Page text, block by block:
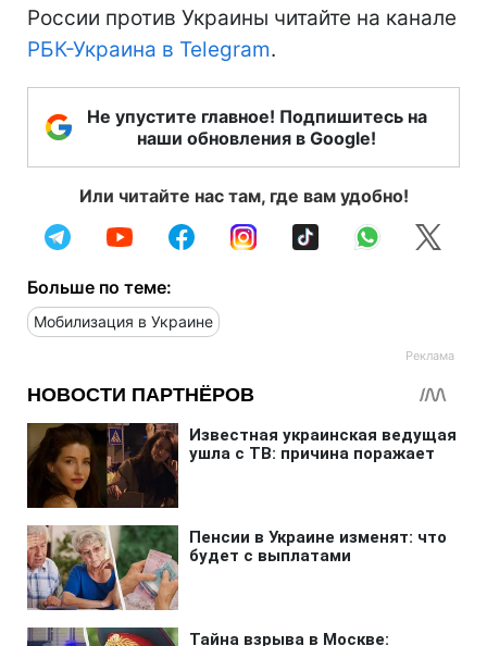
России против Украины читайте на канале
РБК-Украина в Telegram.
Не упустите главное! Подпишитесь на
наши обновления в Google!
Или читайте нас там, где вам удобно!
Больше по теме:
Мобилизация в Украине